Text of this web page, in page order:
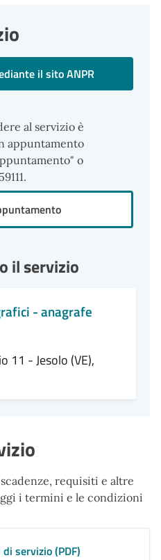
il sito ANPR
al servizio è
appuntamento
o
il servizio
- anagrafe
11 - Jesolo (VE),
requisiti e altre
i termini e le condizioni
servizio (PDF)